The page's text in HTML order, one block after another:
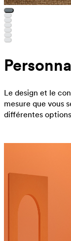
Le design et le
mesure que vous
différentes